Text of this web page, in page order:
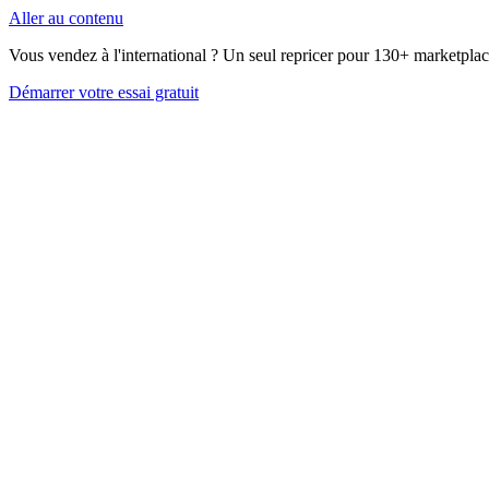
Aller au contenu
Vous vendez à l'international ? Un seul repricer pour 130+
Démarrer votre essai gratuit